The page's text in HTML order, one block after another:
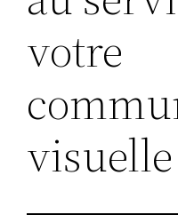
votre
visuelle